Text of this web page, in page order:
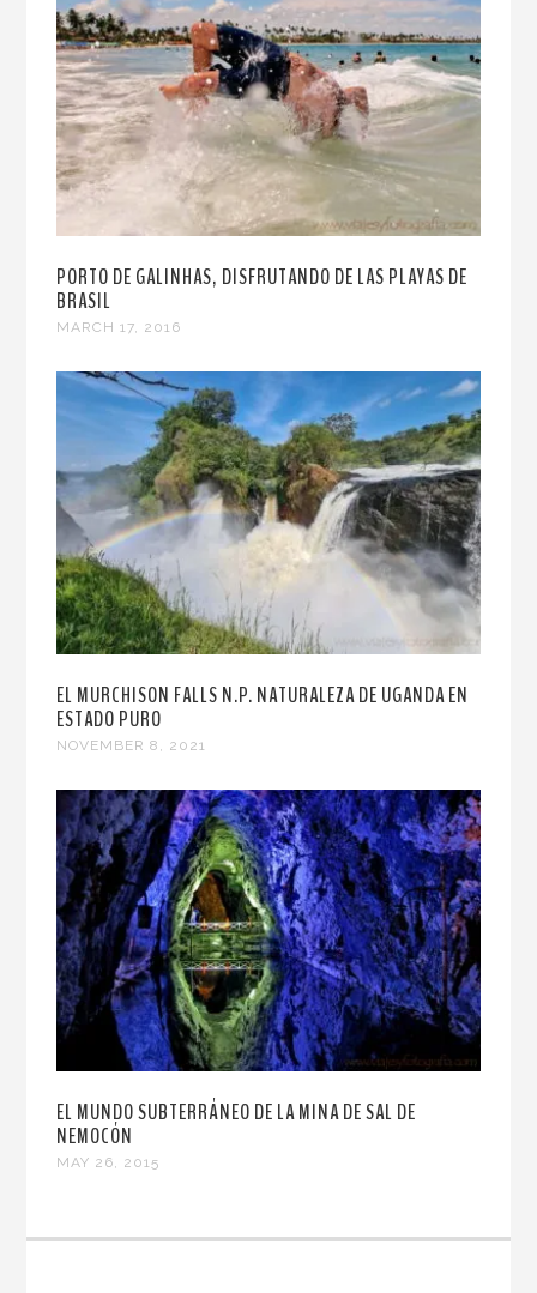
PORTO DE GALINHAS, DISFRUTANDO DE LAS PLAYAS DE
BRASIL
MARCH 17, 2016
EL MURCHISON FALLS N.P. NATURALEZA DE UGANDA EN
ESTADO PURO
NOVEMBER 8, 2021
EL MUNDO SUBTERRÁNEO DE LA MINA DE SAL DE
NEMOCÓN
MAY 26, 2015